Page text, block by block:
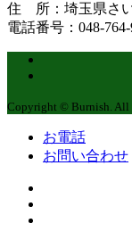
住 所：埼玉県さい
電話番号：048-764-
Copyright © Burnish. All
お電話
お問い合わせ